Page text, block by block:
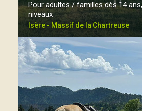
Pour adultes / familles dès 14
niveaux
Isère - Massif de la Chartreuse